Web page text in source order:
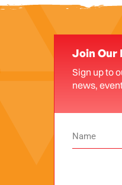
Join Our
Sign up to
news,